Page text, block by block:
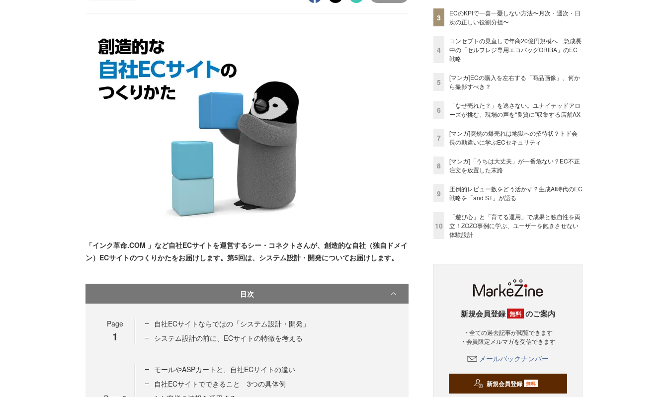
「インク革命.COM 」など自社ECサイトを運営するシー・コネクトさんが、創造的な自社（独自ドメイ
ン）ECサイトのつくりかたをお届けします。第5回は、システム設計・開発についてお届けします。
目次
Page
1
自社ECサイトならではの「システム設計・開発」
システム設計の前に、ECサイトの特徴を考える
モールやASPカートと、自社ECサイトの違い
自社ECサイトでできること 3つの具体例
3
ECのKPIで一喜一憂しない方法〜月次・週次・日
次の正しい役割分担〜
4
コンセプトの見直しで年商20億円規模へ 急成長
中の「セルフレジ専用エコバッグORIBA」のEC
戦略
5
[マンガ]ECの購入を左右する「商品画像」、何か
ら撮影すべき？
6
「なぜ売れた？」を逃さない。ユナイテッドアロ
ーズが挑む、現場の声を“良質に”収集する店舗AX
7
[マンガ]突然の爆売れは地獄への招待状？トド会
長の勘違いに学ぶECセキュリティ
8
[マンガ]「うちは大丈夫」が一番危ない？EC不正
注文を放置した末路
9
圧倒的レビュー数をどう活かす？生成AI時代のEC
戦略を「and ST」が語る
10
「遊び心」と「育てる運用」で成果と独自性を両
立！ZOZO事例に学ぶ、ユーザーを飽きさせない
体験設計
新規会員登録 無料 のご案内
・全ての過去記事が閲覧できます
・会員限定メルマガを受信できます
メールバックナンバー
新規会員登録 無料